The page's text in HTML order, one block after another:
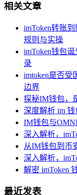
相关文章
imToken转账
规则与实操
imToken钱包
录
imtoken是否受
边界
探秘IM钱包，
深度解析 im
IM钱包与
深入解析，
从IM钱包到币
深入解析，
解密 imToken
最近发表